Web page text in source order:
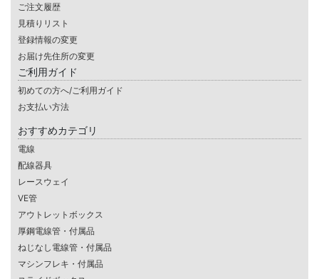
ご注文履歴
見積りリスト
登録情報の変更
お届け先住所の変更
ご利用ガイド
初めての方へ/ご利用ガイド
お支払い方法
おすすめカテゴリ
電線
配線器具
レースウェイ
VE管
アウトレットボックス
厚鋼電線管・付属品
ねじなし電線管・付属品
マシンフレキ・付属品